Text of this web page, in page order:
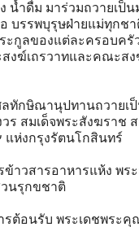
น้ำดื่ม มาร่วมถวายเป็
บรรพบุรุษฝ่ายแม่ทุกช
ะกูลของแต่ละครอบครั
งฆ์เถรวาทและคณะส
ลทักษิณานุปทานถวายเ
ร สมเด็จพระสังฆราช
แห่งกรุงรัตนโกสินทร์
ข้าวสารอาหารแห้ง พร
นรุกขชาติ
รต้อนรับ พระเดชพระ